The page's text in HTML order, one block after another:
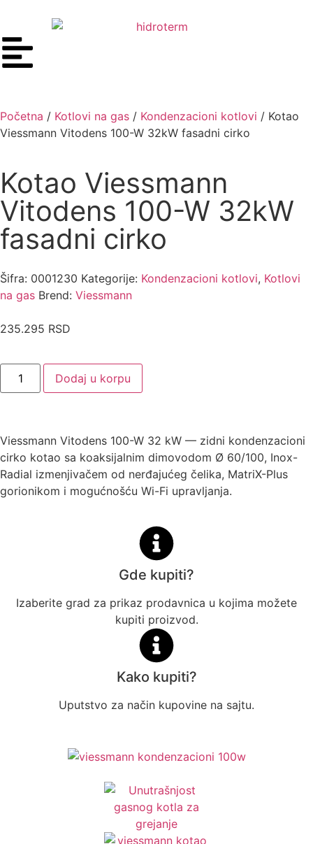
Početna / Kotlovi na gas / Kondenzacioni kotlovi / Kotao
Viessmann Vitodens 100-W 32kW fasadni cirko
Kotao Viessmann
Vitodens 100-W 32kW
fasadni cirko
Šifra: 0001230 Kategorije: Kondenzacioni kotlovi, Kotlovi
na gas Brend: Viessmann
235.295 RSD
Dodaj u korpu
Viessmann Vitodens 100-W 32 kW — zidni kondenzacioni
cirko kotao sa koaksijalnim dimovodom Ø 60/100, Inox-
Radial izmenjivačem od nerđajućeg čelika, MatriX-Plus
gorionikom i mogućnošću Wi-Fi upravljanja.
Gde kupiti?
Izaberite grad za prikaz prodavnica u kojima možete
kupiti proizvod.
Kako kupiti?
Uputstvo za način kupovine na sajtu.